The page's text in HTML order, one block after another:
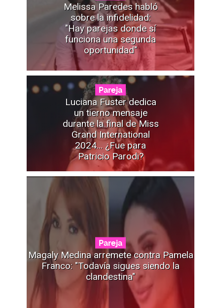
Melissa Paredes habló
sobre la infidelidad:
"Hay parejas donde sí
funciona una segunda
oportunidad"
Pareja
Luciana Fuster dedica
un tierno mensaje
durante la final de Miss
Grand International
2024... ¿Fue para
Patricio Parodi?
Pareja
Magaly Medina arremete contra Pamela
Franco: "Todavía sigues siendo la
clandestina"